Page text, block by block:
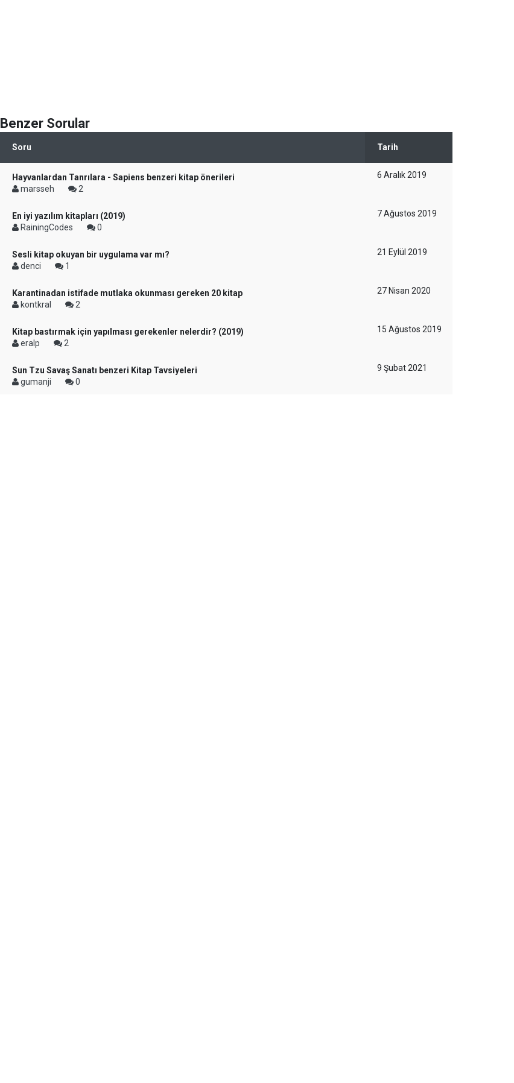
Benzer Sorular
Soru Tarih
Hayvanlardan Tanrılara - Sapiens benzeri kitap önerileri
marsseh
2
6 Aralık 2019
En iyi yazılım kitapları (2019)
RainingCodes
0
7 Ağustos 2019
Sesli kitap okuyan bir uygulama var mı?
denci
1
21 Eylül 2019
Karantinadan istifade mutlaka okunması gereken 20 kitap
kontkral
2
27 Nisan 2020
Kitap bastırmak için yapılması gerekenler nelerdir? (2019)
eralp
2
15 Ağustos 2019
Sun Tzu Savaş Sanatı benzeri Kitap Tavsiyeleri
gumanji
0
9 Şubat 2021